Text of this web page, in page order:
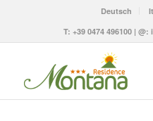
Deutsch
T: +39 0474 496100| @: